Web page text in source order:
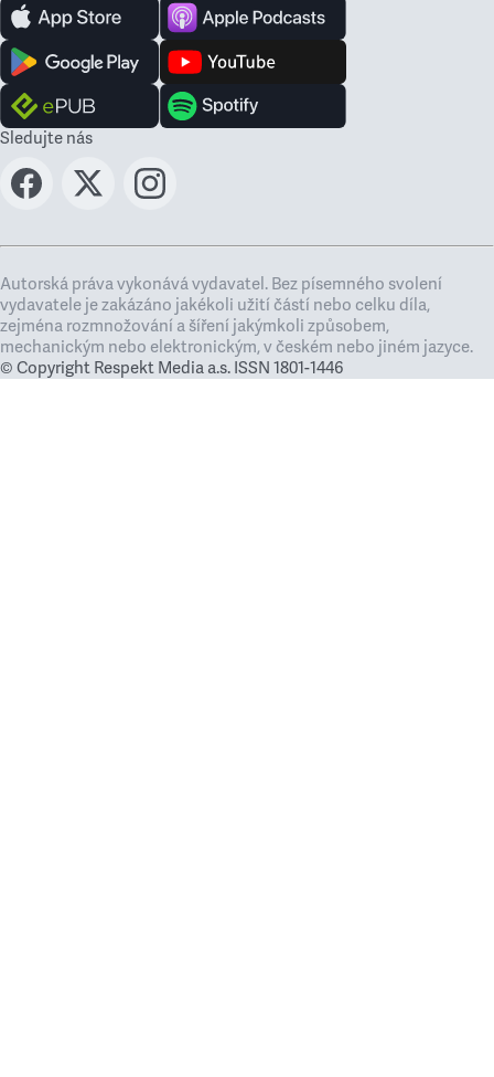
Sledujte nás
Autorská práva vykonává vydavatel. Bez písemného svolení
vydavatele je zakázáno jakékoli užití částí nebo celku díla,
zejména rozmnožování a šíření jakýmkoli způsobem,
mechanickým nebo elektronickým, v českém nebo jiném jazyce.
© Copyright Respekt Media a.s. ISSN 1801-1446